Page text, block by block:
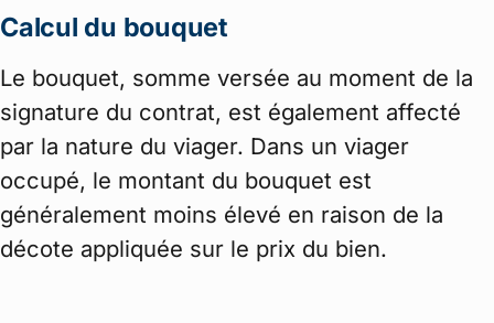
Calcul du bouquet
Le bouquet, somme versée au moment de la
signature du contrat, est également affecté
par la nature du viager. Dans un viager
occupé, le montant du bouquet est
généralement moins élevé en raison de la
décote appliquée sur le prix du bien.